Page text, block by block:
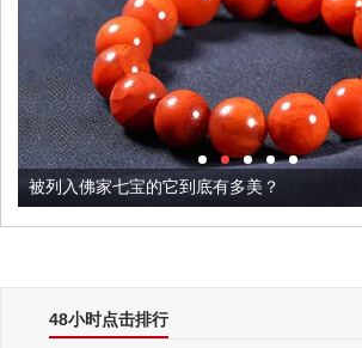
被列入佛家七宝的它到底有多美？
48小时点击排行